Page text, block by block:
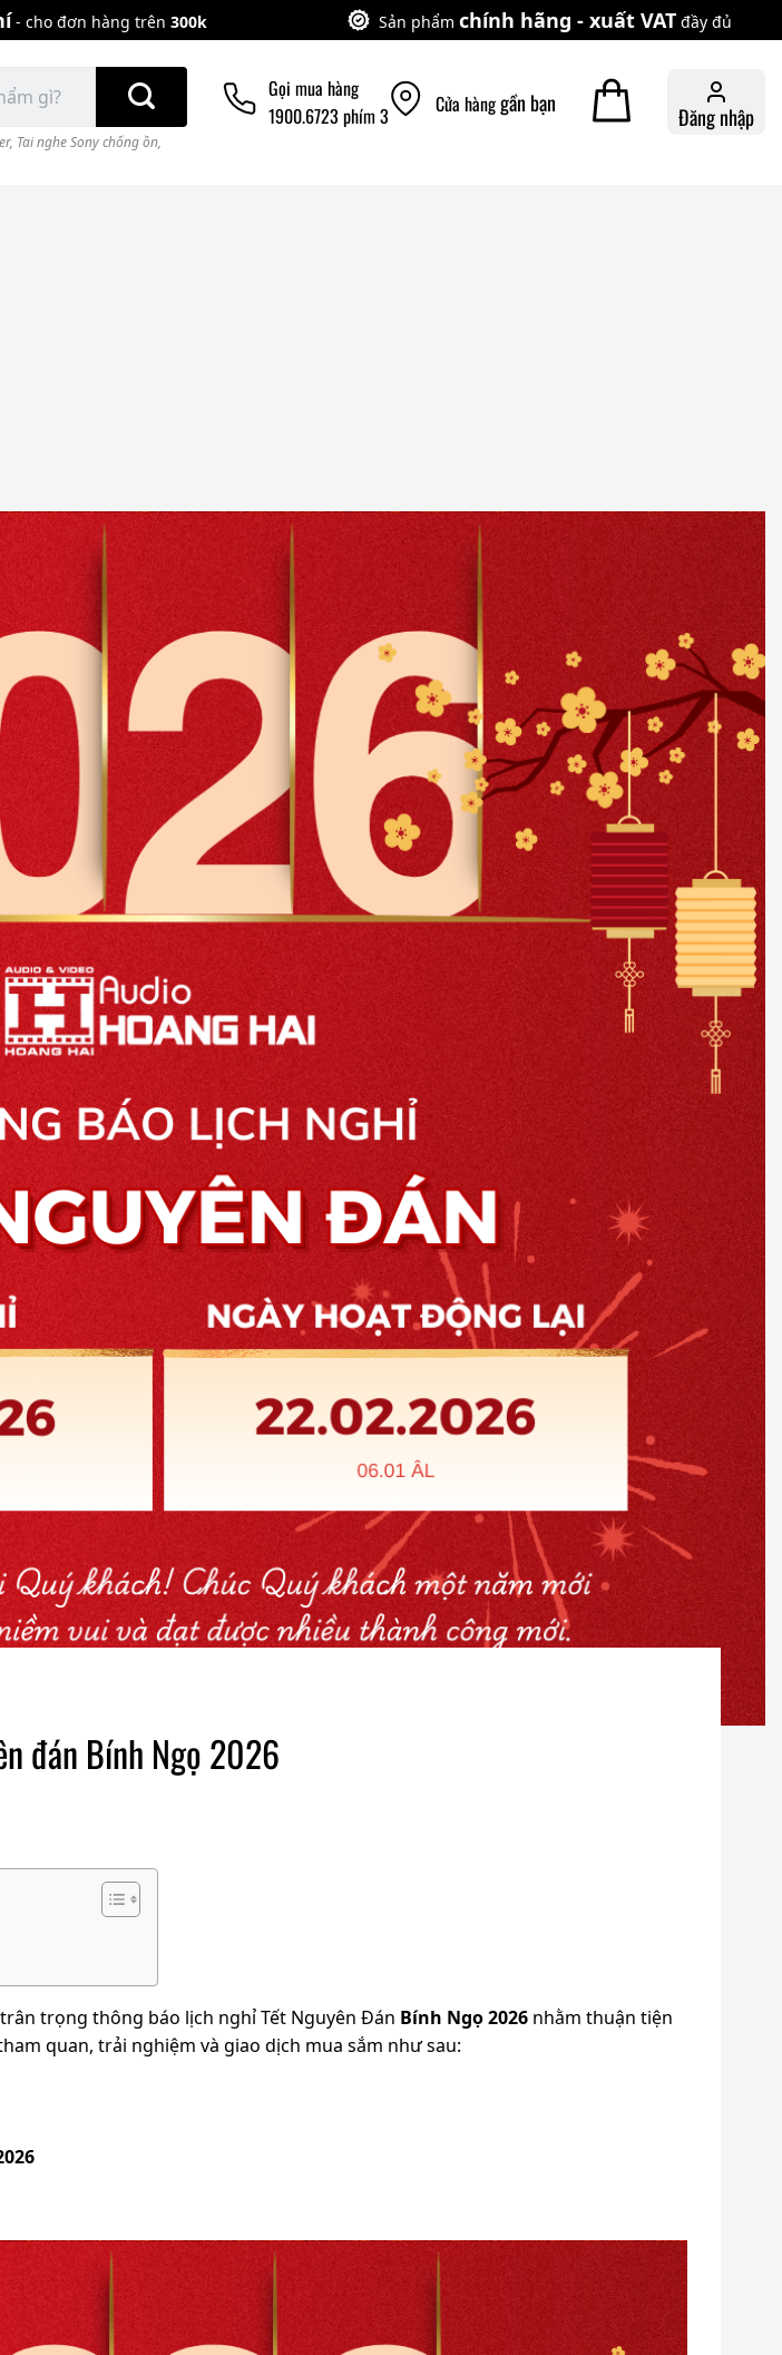
- cho đơn hàng trên 300k Sản phẩm chính hãng - xuất VAT đầy đủ
, Tai nghe Sony chống ồn,
Gọi mua hàng
1900.6723 phím 3
Cửa hànggần bạn Đăng nhập
đán Bính Ngọ 2026
trọng thông báo lịch nghỉ Tết Nguyên Đán Bính Ngọ 2026 nhằm thuận tiện
quan, trải nghiệm và giao dịch mua sắm như sau: